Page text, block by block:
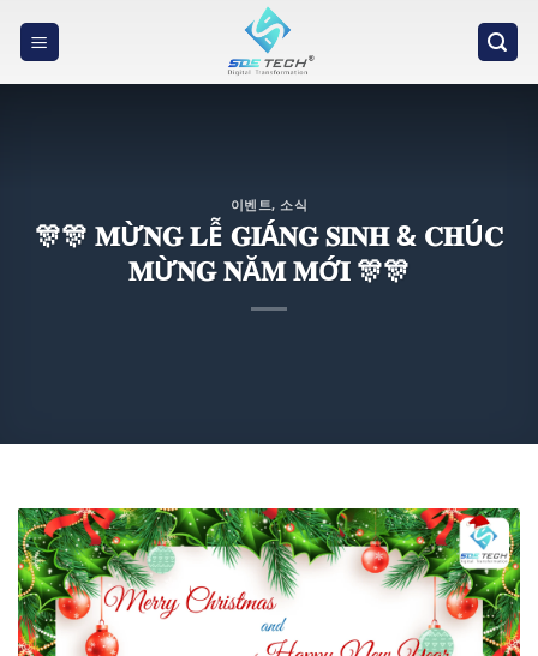
이벤트,소식
️🎊️🎊 𝐌Ừ𝐍𝐆 𝐋Ễ 𝐆𝐈Á𝐍𝐆 𝐒𝐈𝐍𝐇 & 𝐂𝐇Ú𝐂
𝐌Ừ𝐍𝐆 𝐍Ă𝐌 𝐌Ớ𝐈 ️🎊️🎊